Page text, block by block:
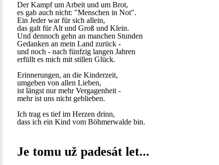
Der Kampf um Arbeit und um Brot,
es gab auch nicht: "Menschen in Not".
Ein Jeder war für sich allein,
das galt für Alt und Groß und Klein.
Und dennoch gehn an manchen Stunden
Gedanken an mein Land zurück -
und noch - nach fünfzig langen Jahren
erfüllt es mich mit stillen Glück.
Erinnerungen, an die Kinderzeit,
umgeben von allen Lieben,
ist längst nur mehr Vergagenheit -
mehr ist uns nicht geblieben.
Ich trag es tief im Herzen drinn,
dass ich ein Kind vom Böhmerwalde bin.
Je tomu už padesát let...